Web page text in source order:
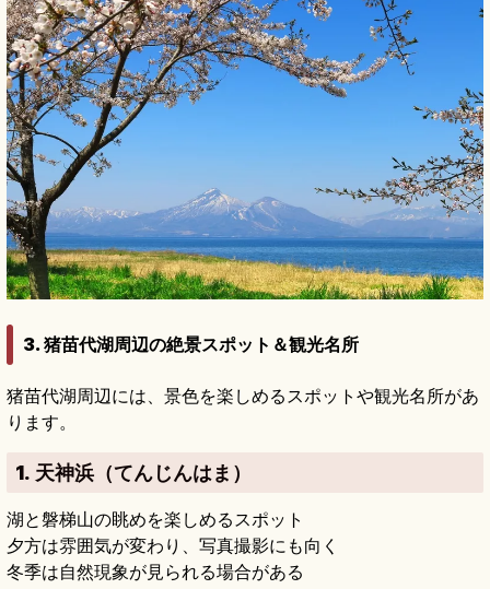
3. 猪苗代湖周辺の絶景スポット＆観光名所
猪苗代湖周辺には、景色を楽しめるスポットや観光名所があ
ります。
1. 天神浜（てんじんはま）
湖と磐梯山の眺めを楽しめるスポット
夕方は雰囲気が変わり、写真撮影にも向く
冬季は自然現象が見られる場合がある